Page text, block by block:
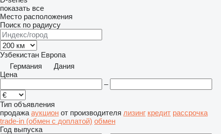
показать все
Место расположения
Поиск по радиусу
Узбекистан Европа
Германия
Дания
Цена
–
Тип объявления
продажа аукцион от производителя лизинг кредит рассрочка
trade-in (обмен с доплатой) обмен
Год выпуска